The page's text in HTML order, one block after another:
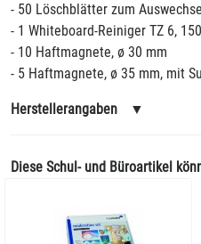
- 50 Löschblätter zum
- 1 Whiteboard-Reiniger TZ 6,
- 10 Haftmagnete, ø 30 mm
- 5 Haftmagnete, ø 35 mm, mit
Herstellerangaben ▼
Diese Schul- und Büroartikel